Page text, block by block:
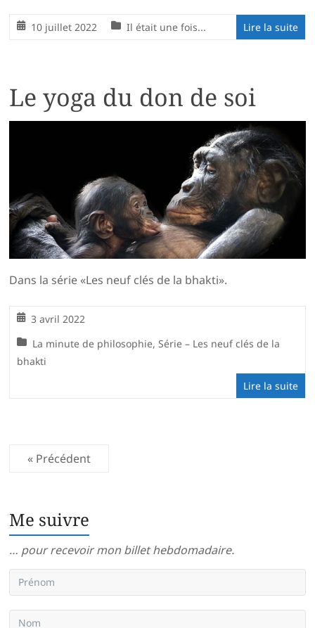
10 juillet 2022 Il était une fois... Lire la suite
Le yoga du don de soi
Dans la série «Les neuf clés de la bhakti».
3 avril 2022
La minute de philosophie,Série – Les neuf clés de la
bhakti
Lire la suite
« Précédent
Me suivre
… pour recevoir mon billet hebdomadaire.